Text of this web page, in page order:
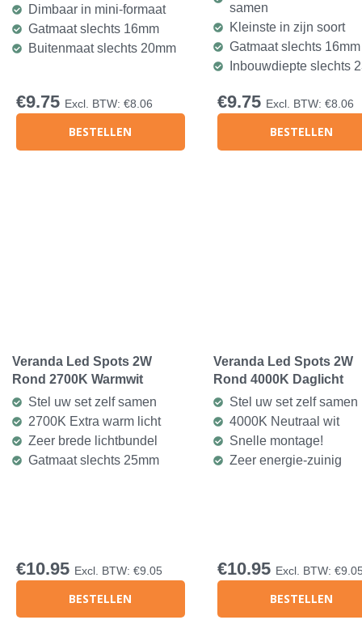
Dimbaar in mini-formaat
Gatmaat slechts 16mm
Buitenmaat slechts 20mm
€9.75 Excl. BTW: €8.06
BESTELLEN
samen
Kleinste in zijn soort
Gatmaat slechts 16mm
Inbouwdiepte slechts
€9.75 Excl. BTW: €8.06
BESTELLEN
Veranda Led Spots 2W
Rond 2700K Warmwit
Stel uw set zelf samen
2700K Extra warm licht
Zeer brede lichtbundel
Gatmaat slechts 25mm
€10.95 Excl. BTW: €9.05
BESTELLEN
Veranda Led Spots 2W
Rond 4000K Daglicht
Stel uw set zelf samen
4000K Neutraal wit
Snelle montage!
Zeer energie-zuinig
€10.95 Excl. BTW: €
BESTELLEN